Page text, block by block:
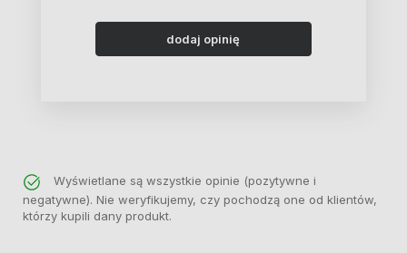
dodaj opinię
Wyświetlane są wszystkie opinie (pozytywne i
negatywne). Nie weryfikujemy, czy pochodzą one od klientów,
którzy kupili dany produkt.